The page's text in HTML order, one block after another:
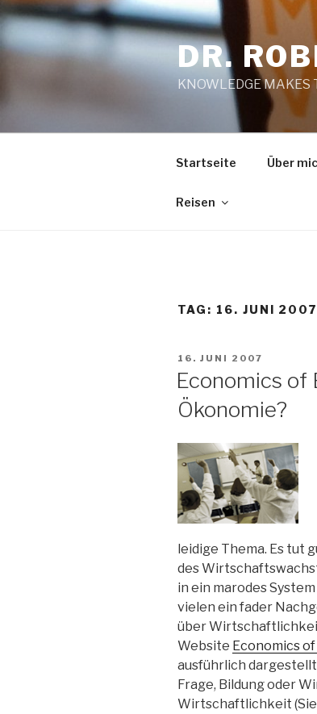
Zum
Inhalt
springen
DR.
KNOWLEDGE MAKES
Startseite Über
Reisen
TAG: 16. JUNI 2007
VERÖFFENTLICHT
16. JUNI 2007
Economics of
Ökonomie?
leidige Thema. Es tut
des
in ein marodes
vielen ein fader
über
Website Economics
ausführlich
Frage, Bildung oder
Wirtschaftlichkeit